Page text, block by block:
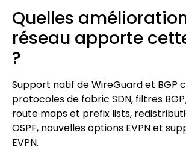
Quelles
réseau apporte
?
Support natif de WireGuard et BGP
protocoles de fabric SDN, filtres
route maps et prefix lists,
OSPF, nouvelles options EVPN et
EVPN.